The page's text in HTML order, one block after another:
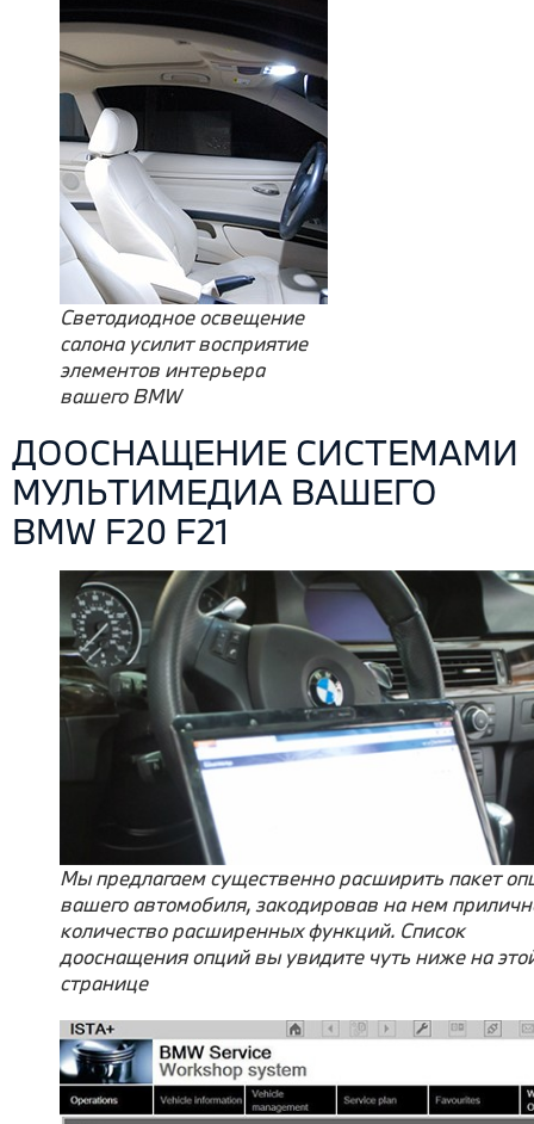
Светодиодное освещение
салона усилит восприятие
элементов интерьера
вашего BMW
ДООСНАЩЕНИЕ СИСТЕМАМИ
МУЛЬТИМЕДИА ВАШЕГО
BMW F20 F21
Мы предлагаем существенно расширить пакет
вашего автомобиля, закодировав на нем
количество расширенных функций. Список
дооснащения опций вы увидите чуть ниже на
странице